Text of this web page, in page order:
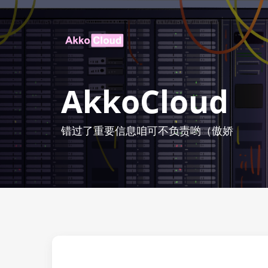
AkkoCloud
错过了重要信息咱可不负责哟（傲娇